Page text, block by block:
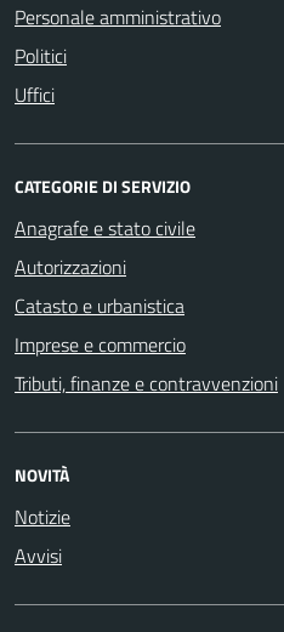
Personale amministrativo
Politici
Uffici
CATEGORIE DI SERVIZIO
Anagrafe e stato civile
Autorizzazioni
Catasto e urbanistica
Imprese e commercio
Tributi, finanze e contravvenzioni
NOVITÀ
Notizie
Avvisi